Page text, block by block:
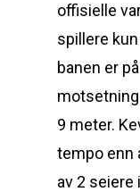
offisielle
spillere
banen er
9 meter.
tempo enn
av 2 seiere